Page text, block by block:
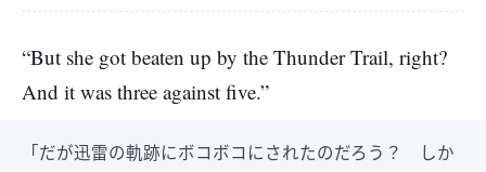
“But she got beaten up by the Thunder Trail, right?
And it was three against five.”
「だが迅雷の軌跡にボコボコにされたのだろう？ しか